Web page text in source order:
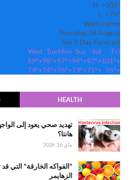
H: +101°
L: +76°
Washington
Thursday, 06 August
See 7-Day Forecast
Fri
Sat
Sun
Mon
Tue
Wed
+
101°
+
97°
+
94°
+
97°
+
98°
+
89°
+
76°
+
71°
+
73°
+
76°
+
74°
+
74°
HEALTH
تهديد صحي يعود إلى
هانتا؟
ماي 16, 2026
"الفواكه الخارقة"
الزهايمر